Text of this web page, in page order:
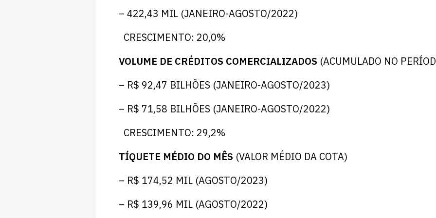
– 422,43 MIL (JANEIRO-AGOSTO/2022)
CRESCIMENTO: 20,0%
VOLUME DE CRÉDITOS COMERCIALIZADOS (ACUMULADO NO
– R$ 92,47 BILHÕES (JANEIRO-AGOSTO/2023)
– R$ 71,58 BILHÕES (JANEIRO-AGOSTO/2022)
CRESCIMENTO: 29,2%
TÍQUETE MÉDIO DO MÊS (VALOR MÉDIO DA COTA)
– R$ 174,52 MIL (AGOSTO/2023)
– R$ 139,96 MIL (AGOSTO/2022)